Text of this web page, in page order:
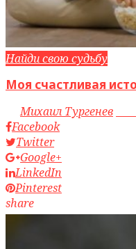
Найди свою судьбу
Моя счастливая
byМихаил Тургенев
Facebook
Twitter
Google+
LinkedIn
Pinterest
share